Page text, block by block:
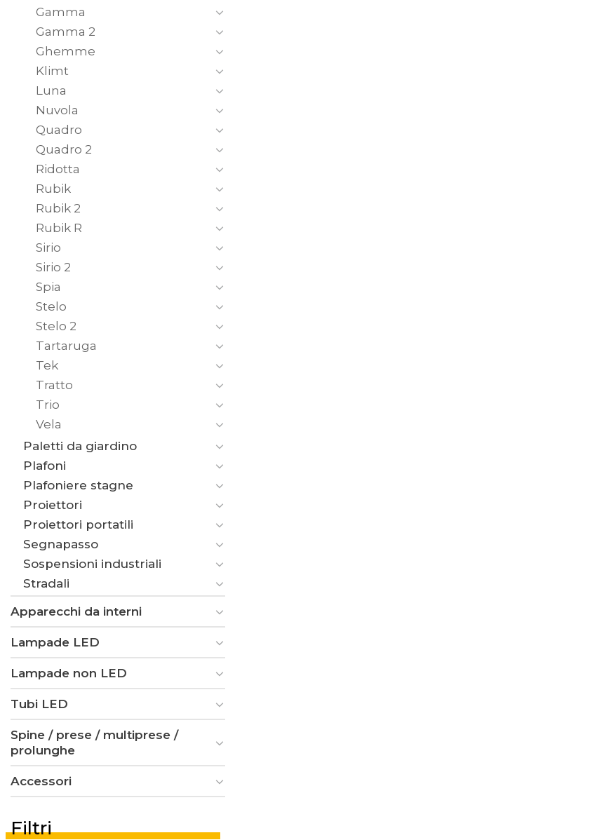
Gamma
Gamma 2
Ghemme
Klimt
Luna
Nuvola
Quadro
Quadro 2
Ridotta
Rubik
Rubik 2
Rubik R
Sirio
Sirio 2
Spia
Stelo
Stelo 2
Tartaruga
Tek
Tratto
Trio
Vela
Paletti da giardino
Plafoni
Plafoniere stagne
Proiettori
Proiettori portatili
Segnapasso
Sospensioni industriali
Stradali
Apparecchi da interni
Lampade LED
Lampade non LED
Tubi LED
Spine / prese / multiprese /
prolunghe
Accessori
Filtri